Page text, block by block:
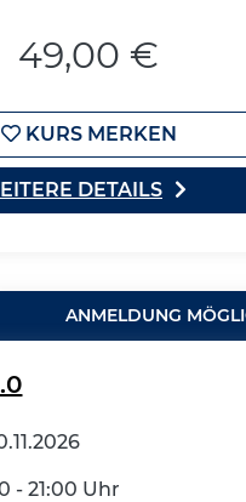
49,00 €
KURS MERKEN
DETAILS
ANMELDUNG
- 21:00 Uhr